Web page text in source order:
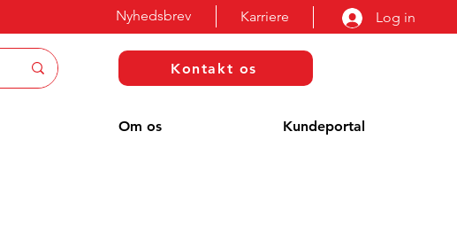
Karriere Log in
Nyhedsbrev
Kontakt os
Om os Kundeportal